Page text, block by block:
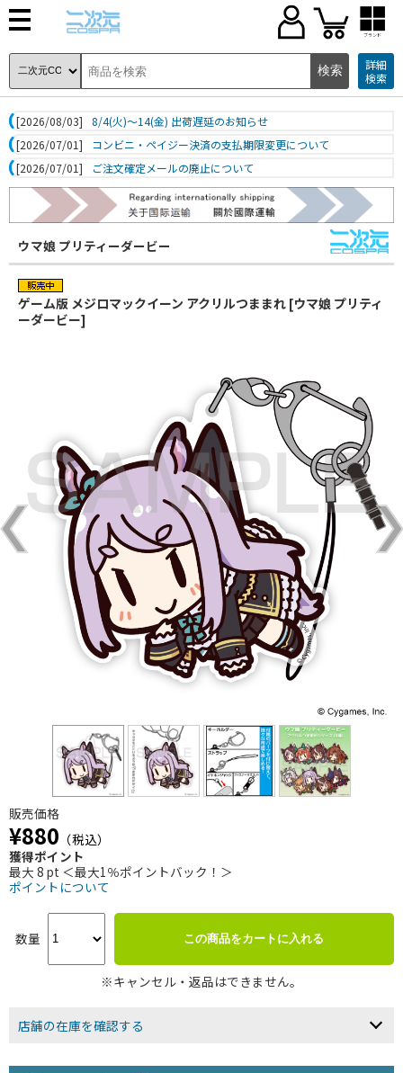
ブランド
詳細
検索
[2026/08/03]
8/4(火)～14(金) 出荷遅延のお知らせ
[2026/07/01]
コンビニ・ペイジー決済の支払期限変更について
[2026/07/01]
ご注文確定メールの廃止について
ウマ娘 プリティーダービー
ゲーム版 メジロマックイーン アクリルつままれ [ウマ娘 プリティ
ーダービー]
販売価格
¥880 （税込）
獲得ポイント
最大 8 pt ＜最大1％ポイントバック！＞
ポイントについて
数量 この商品をカートに入れる
※キャンセル・返品はできません。
店舗の在庫を確認する